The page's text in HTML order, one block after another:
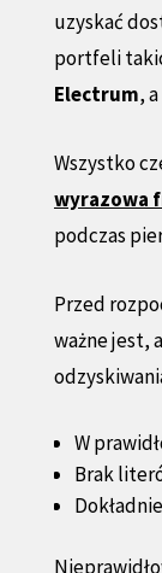
uzyskać
portfeli
Electrum,
Wszystko
wyrazowa
podczas
Przed
ważne jest,
W
Brak